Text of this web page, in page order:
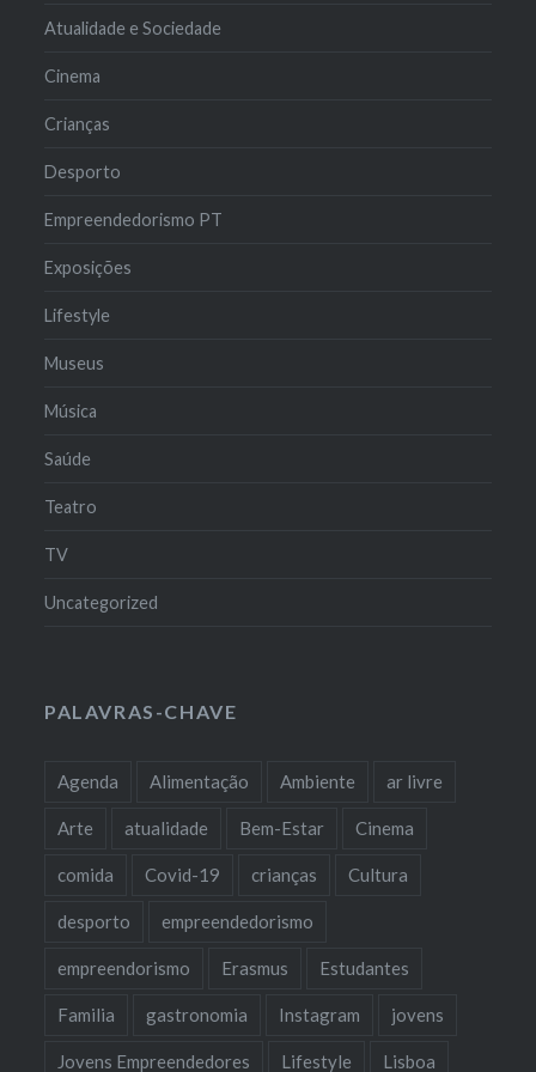
Atualidade e Sociedade
Cinema
Crianças
Desporto
Empreendedorismo PT
Exposições
Lifestyle
Museus
Música
Saúde
Teatro
TV
Uncategorized
PALAVRAS-CHAVE
Agenda Alimentação Ambiente ar livre
Arte atualidade Bem-Estar Cinema
comida Covid-19 crianças Cultura
desporto empreendedorismo
empreendorismo Erasmus Estudantes
Familia gastronomia Instagram jovens
Jovens Empreendedores Lifestyle Lisboa